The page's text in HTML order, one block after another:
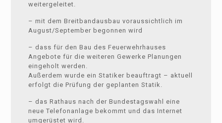
weitergeleitet.
– mit dem Breitbandausbau voraussichtlich im
August/September begonnen wird
– dass für den Bau des Feuerwehrhauses
Angebote für die weiteren Gewerke Planungen
eingeholt werden.
Außerdem wurde ein Statiker beauftragt – aktuell
erfolgt die Prüfung der geplanten Statik.
– das Rathaus nach der Bundestagswahl eine
neue Telefonanlage bekommt und das Internet
umgerüstet wird.